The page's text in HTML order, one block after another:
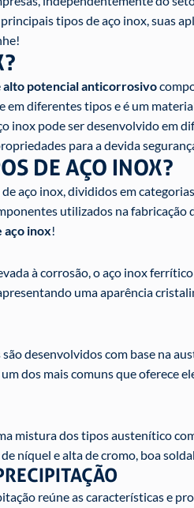
tipos de aço inox, suas
alto potencial anticorrosivo
em diferentes tipos e é um
inox pode ser desenvolvido em
para a devida
DE AÇO INOX?
de aço inox, divididos em
utilizados na fabricação
aço inox!
à corrosão, o aço inox
uma aparência
desenvolvidos com base na
dos mais comuns que oferece
mistura dos tipos austenítico
níquel e alta de cromo, boa
reúne as características e